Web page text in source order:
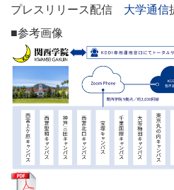
プレスリリース配信 大学通信
■参考画像